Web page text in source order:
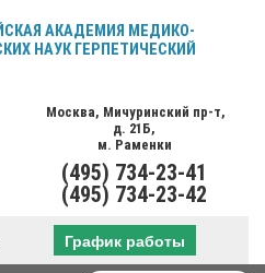
Москва, Мичуринский пр-т,
д. 21Б,
м. Раменки
(495) 734-23-41
(495) 734-23-42
График работы